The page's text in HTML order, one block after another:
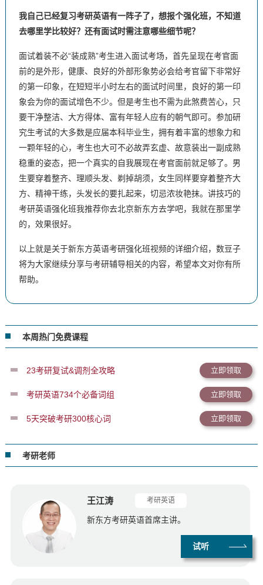
我自己已经复习考研英语有一阵子了，想报个强化班，不知道
去哪里学比较好？还有面试时需注意哪些细节呢？
面试着装不必“装成熟”考生进入面试考场，首先呈现在考官面
前的是外形，健康、良好的外部形象势必会给考官留下非常好
的第一印象，在短短半小时左右的面试时间里，良好的第一印
象会为你的面试增色不少。但是考生也不需为此煞费苦心，只
要干净整洁、大方得体、富有年轻人应有的朝气即可。参加研
究生考试的大多数是应届本科毕业生，拥有着丰富的想象力和
一颗年轻的心，考生也大可不必故弄玄虚、故意装出一副成熟
稳重的姿态，把一个真实的自我展现在考官面前就足够了。男
生要穿着整齐、理顺头发、剃掉胡须，女生同样要穿着整齐大
方、精神干练，头发长的要扎起来，切忌浓妆艳抹。讲技巧的
考研英语强化班我推荐你去北京新东方去学吧，我就在那里学
的，效果很好。
以上就是关于新东方英语考研强化班视频的详细介绍，数豆子
将为大家继续分享与考研辅导相关的内容，希望本文对你有所
帮助。
本周热门免费课程
23考研复试&调剂全攻略 立即领取
考研英语734个必备词组 立即领取
5天突破考研300核心词 立即领取
考研老师
王江涛 考研英语
新东方考研英语首席主讲。
试听